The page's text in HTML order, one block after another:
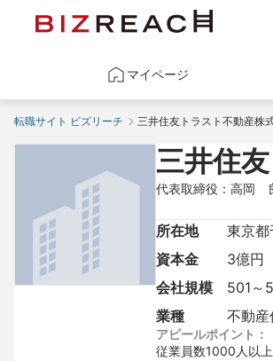
マイページ
転職サイト ビズリーチ 三井住友トラスト不動産株
三井住
代表取締役：高岡　
所在地
東京都
資本金
3億円
会社規模
501～
業種
不動
アピールポイント：
従業員数1000人以